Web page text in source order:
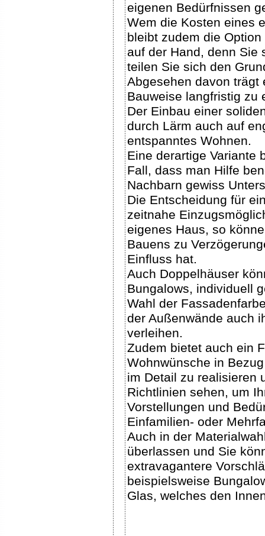
eigenen Bedürfnissen
Wem die Kosten eines
bleibt zudem die
auf der Hand, denn Sie
teilen Sie sich den
Abgesehen davon
Bauweise langfristig zu
Der Einbau einer
durch Lärm auch auf
entspanntes Wohnen.
Eine derartige Variante
Fall, dass man Hilfe
Nachbarn gewiss
Die Entscheidung für
zeitnahe
eigenes Haus, so
Bauens zu
Einfluss hat.
Auch Doppelhäuser
Bungalows, individuell
Wahl der
der Außenwände auch
verleihen.
Zudem bietet auch ein
Wohnwünsche in
im Detail zu realisieren
Richtlinien sehen, um
Vorstellungen und
Einfamilien- oder
Auch in der
überlassen und Sie
extravagantere
beispielsweise
Glas, welches den